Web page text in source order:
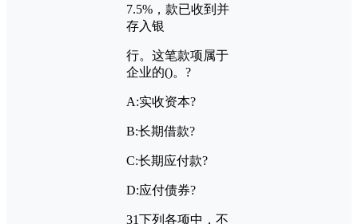
7.5% ，款已收到并
存入银
行。这笔款项属于
企业的()。?
A:实收资本?
B:长期借款?
C:长期应付款?
D:应付债券?
31下列各项中，不